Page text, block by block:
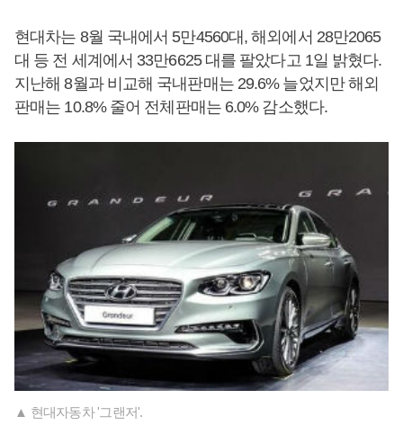
현대차는 8월 국내에서 5만4560대, 해외에서 28만2065
대 등 전 세계에서 33만6625 대를 팔았다고 1일 밝혔다.
지난해 8월과 비교해 국내판매는 29.6% 늘었지만 해외
판매는 10.8% 줄어 전체판매는 6.0% 감소했다.
▲ 현대자동차 '그랜저'.